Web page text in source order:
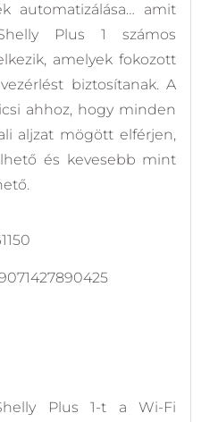
automatizálása… amit
Plus 1 számos
amelyek fokozott
biztosítanak. A
ahhoz, hogy minden
aljzat mögött elférjen,
és kevesebb mint
Plus 1-t a Wi-Fi